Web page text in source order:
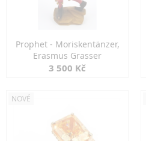
Prophet - Moriskentänzer,
Erasmus Grasser
3 500 Kč
NOVÉ